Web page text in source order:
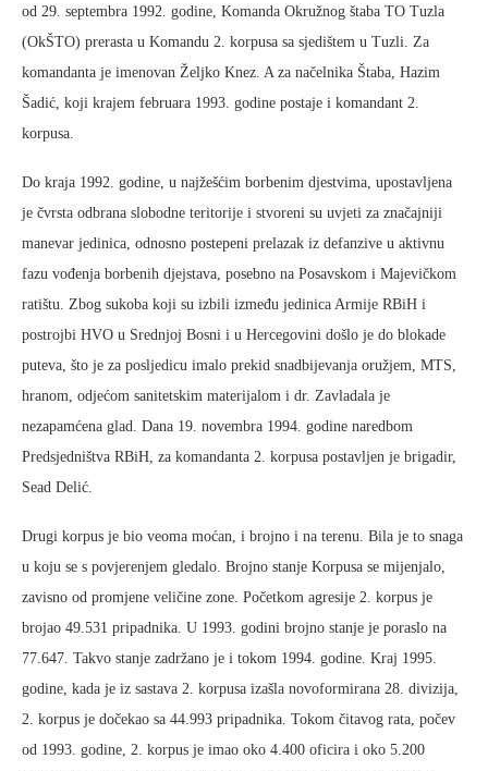
od 29. septembra 1992. godine, Komanda Okružnog štaba TO Tuzla
(OkŠTO) prerasta u Komandu 2. korpusa sa sjedištem u Tuzli. Za
komandanta je imenovan Željko Knez. A za načelnika Štaba, Hazim
Šadić, koji krajem februara 1993. godine postaje i komandant 2.
korpusa.
Do kraja 1992. godine, u najžešćim borbenim djestvima, upostavljena
je čvrsta odbrana slobodne teritorije i stvoreni su uvjeti za značajniji
manevar jedinica, odnosno postepeni prelazak iz defanzive u aktivnu
fazu vođenja borbenih djejstava, posebno na Posavskom i Majevičkom
ratištu. Zbog sukoba koji su izbili između jedinica Armije RBiH i
postrojbi HVO u Srednjoj Bosni i u Hercegovini došlo je do blokade
puteva, što je za posljedicu imalo prekid snadbijevanja oružjem, MTS,
hranom, odjećom sanitetskim materijalom i dr. Zavladala je
nezapamćena glad. Dana 19. novembra 1994. godine naredbom
Predsjedništva RBiH, za komandanta 2. korpusa postavljen je brigadir,
Sead Delić.
Drugi korpus je bio veoma moćan, i brojno i na terenu. Bila je to snaga
u koju se s povjerenjem gledalo. Brojno stanje Korpusa se mijenjalo,
zavisno od promjene veličine zone. Početkom agresije 2. korpus je
brojao 49.531 pripadnika. U 1993. godini brojno stanje je poraslo na
77.647. Takvo stanje zadržano je i tokom 1994. godine. Kraj 1995.
godine, kada je iz sastava 2. korpusa izašla novoformirana 28. divizija,
2. korpus je dočekao sa 44.993 pripadnika. Tokom čitavog rata, počev
od 1993. godine, 2. korpus je imao oko 4.400 oficira i oko 5.200